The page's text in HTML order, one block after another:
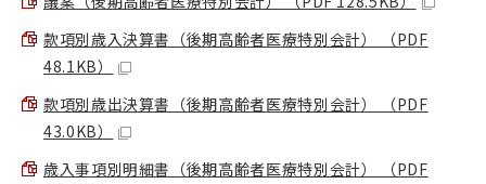
款項別歳入決算書（後期高齢者医療特別会計） （PDF
48.1KB）
款項別歳出決算書（後期高齢者医療特別会計） （PDF
43.0KB）
歳入事項別明細書（後期高齢者医療特別会計） （PDF